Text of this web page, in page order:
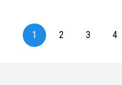
1 2 3 4